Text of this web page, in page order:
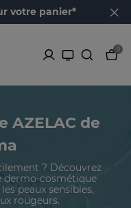
votre panier*
0
AZELAC de
? Découvrez
dermo-cosmétique
peaux sensibles,
rougeurs.